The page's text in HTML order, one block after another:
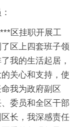
区挂职开展工
区上四套班子领
我的生活起居，
关心和支持，使
我为政府副区
委员和全区干部
长，我深感责任